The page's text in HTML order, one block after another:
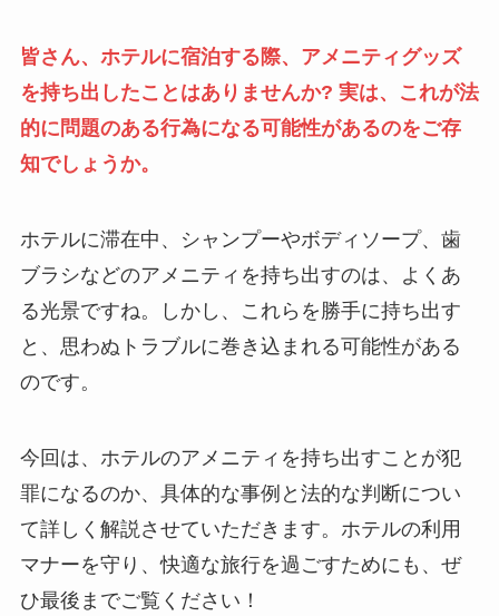
皆さん、ホテルに宿泊する際、アメニティグッズ
を持ち出したことはありませんか? 実は、これが法
的に問題のある行為になる可能性があるのをご存
知でしょうか。
ホテルに滞在中、シャンプーやボディソープ、歯
ブラシなどのアメニティを持ち出すのは、よくあ
る光景ですね。しかし、これらを勝手に持ち出す
と、思わぬトラブルに巻き込まれる可能性がある
のです。
今回は、ホテルのアメニティを持ち出すことが犯
罪になるのか、具体的な事例と法的な判断につい
て詳しく解説させていただきます。ホテルの利用
マナーを守り、快適な旅行を過ごすためにも、ぜ
ひ最後までご覧ください！